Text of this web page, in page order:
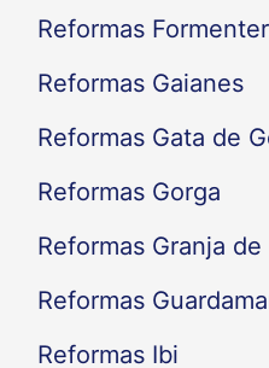
Reformas
Reformas Gaianes
Reformas Gata de
Reformas Gorga
Reformas Granja de
Reformas
Reformas Ibi